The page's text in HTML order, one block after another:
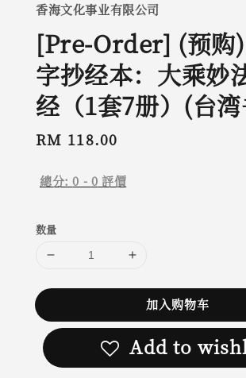
香海文化事业有限公司
[Pre-Order] (预购
字抄经本：大乘妙
经（1套7册）(台
Regular
RM 118.00
總分:0 - 0 評價
数量
加入购物车
Add to